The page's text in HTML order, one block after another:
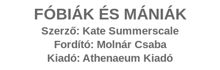
FÓBIÁK ÉS MÁNIÁK
Szerző: Kate Summerscale
Fordító: Molnár Csaba
Kiadó: Athenaeum Kiadó